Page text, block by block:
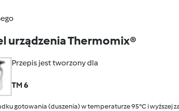
urządzenia Thermomix®
Przepis jest tworzony dla
TM 6
gotowania (duszenia) w temperaturze 95°C i wyższej